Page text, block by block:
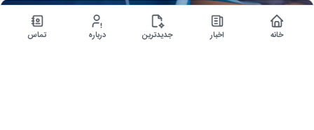
اخبار
خانه اخبار جدیدترین درباره تماس